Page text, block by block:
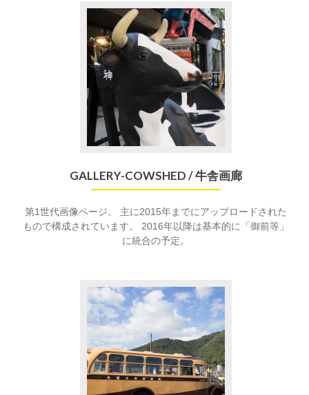
GALLERY-COWSHED / 牛舎画廊
第1世代画像ページ。 主に2015年までにアップロードされた
もので構成されています。 2016年以降は基本的に「御前等」
に統合の予定。